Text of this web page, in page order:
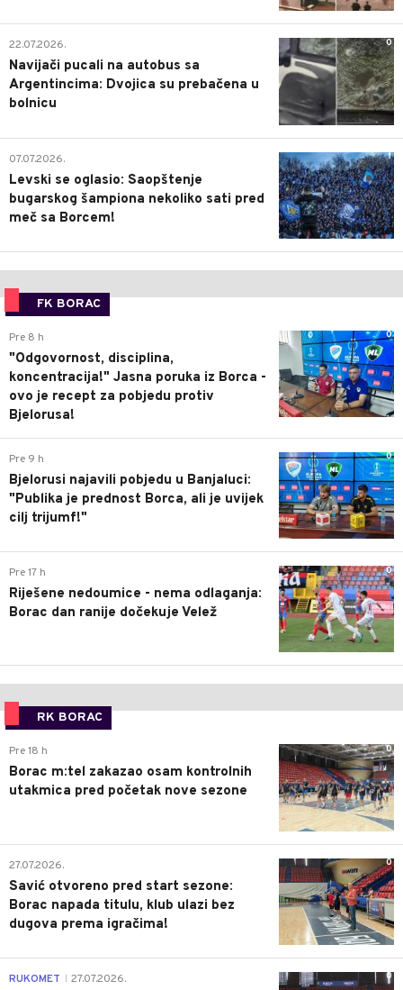
0
22.07.2026.
Navijači pucali na autobus sa
Argentincima: Dvojica su prebačena u
bolnicu
1
07.07.2026.
Levski se oglasio: Saopštenje
bugarskog šampiona nekoliko sati pred
meč sa Borcem!
FK BORAC
0
Pre 8 h
"Odgovornost, disciplina,
koncentracija!" Jasna poruka iz Borca -
ovo je recept za pobjedu protiv
Bjelorusa!
0
Pre 9 h
Bjelorusi najavili pobjedu u Banjaluci:
"Publika je prednost Borca, ali je uvijek
cilj trijumf!"
0
Pre 17 h
Riješene nedoumice - nema odlaganja:
Borac dan ranije dočekuje Velež
RK BORAC
0
Pre 18 h
Borac m:tel zakazao osam kontrolnih
utakmica pred početak nove sezone
0
27.07.2026.
Savić otvoreno pred start sezone:
Borac napada titulu, klub ulazi bez
dugova prema igračima!
0
RUKOMET 27.07.2026.